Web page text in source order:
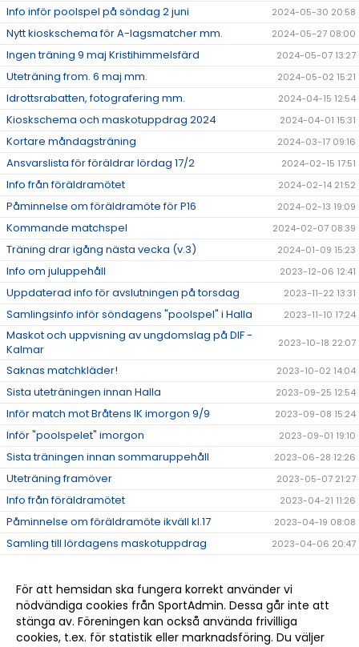
Info inför poolspel på söndag 2 juni 2024-05-30 20:58
Nytt kioskschema för A-lagsmatcher mm. 2024-05-27 08:00
Ingen träning 9 maj Kristihimmelsfärd 2024-05-07 13:27
Uteträning from. 6 maj mm. 2024-05-02 15:21
Idrottsrabatten, fotografering mm. 2024-04-15 12:54
Kioskschema och maskotuppdrag 2024 2024-04-01 15:31
Kortare måndagsträning 2024-03-17 09:16
Ansvarslista för föräldrar lördag 17/2 2024-02-15 17:51
Info från föräldramötet 2024-02-14 21:52
Påminnelse om föräldramöte för P16 2024-02-13 19:09
Kommande matchspel 2024-02-07 08:39
Träning drar igång nästa vecka (v.3) 2024-01-09 15:23
Info om juluppehåll 2023-12-06 12:41
Uppdaterad info för avslutningen på torsdag 2023-11-22 13:31
Samlingsinfo inför söndagens "poolspel" i Halla 2023-11-10 17:24
Maskot och uppvisning av ungdomslag på DIF -
Kalmar
2023-10-18 22:07
Saknas matchkläder! 2023-10-02 14:04
Sista uteträningen innan Halla 2023-09-25 12:54
Inför match mot Bråtens IK imorgon 9/9 2023-09-08 15:24
Inför "poolspelet" imorgon 2023-09-01 19:10
Sista träningen innan sommaruppehåll 2023-06-28 12:26
Uteträning framöver 2023-05-07 21:27
Info från föräldramötet 2023-04-21 11:26
Påminnelse om föräldramöte ikväll kl.17 2023-04-19 08:08
Samling till lördagens maskotuppdrag 2023-04-06 20:47
Träningsledigt under påsklovet 2023-03-23 08:35
Fotografering tisdag 28/3 2023-03-23 08:15
Godkännande om bild på hemisdan 2023-02-07 12:46
För att hemsidan ska fungera korrekt använder vi
nödvändiga cookies från SportAdmin. Dessa går inte att
stänga av. Föreningen kan också använda frivilliga
cookies, t.ex. för statistik eller marknadsföring. Du väljer